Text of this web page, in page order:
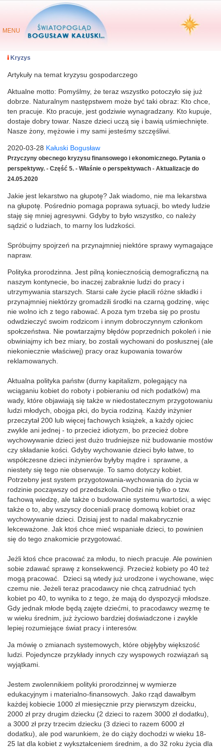
MENU
Kryzys
Artykuły na temat kryzysu gospodarczego
Aktualne motto: Pomyślmy, że teraz wszystko potoczyło się już
dobrze. Naturalnym następstwem może być taki obraz: Kto chce,
ten pracuje. Kto pracuje, jest godziwie wynagradzany. Kto kupuje,
dostaje dobry towar. Nasze dzieci uczą się i bawią uśmiechnięte.
Nasze żony, mężowie i my sami jesteśmy szczęśliwi.
2020-03-28 Kałuski Bogusław
Przyczyny obecnego kryzysu finansowego i ekonomicznego. Pytania o
perspektywy. - Część 5. - Właśnie o perspektywach - Aktualizacje do
24.05.2020
Jakie jest lekarstwo na głupotę? Jak wiadomo, nie ma lekarstwa
na głupotę. Pośrednio pomaga poprawa sytuacji, bo wtedy ludzie
staję się mniej agresywni. Gdyby to było wszystko, co należy
sądzić o ludziach, to marny los ludzkości.
Spróbujmy spojrzeń na przynajmniej niektóre sprawy wymagające
napraw.
Polityka prorodzinna. Jest pilną koniecznością demograficzną na
naszym kontynecie, bo inaczej zabraknie ludzi do pracy i
utrzymywania starszych. Starsi całe życie płacili różne składki i
przynajmniej niektórzy gromadzili środki na czarną godzinę, więc
nie wolno ich z tego rabować. A poza tym trzeba się po prostu
odwdzieczyć swoim rodzicom i innym dobroczynnym członkom
społczeństwa. Nie powtarzajmy błędów poprzednich pokoleń i nie
obwiniajmy ich bez miary, bo zostali wychowani do posłusznej (ale
niekoniecznie właściwej) pracy oraz kupowania towarów
reklamowanych.
Aktualna polityka państw (durny kapitalizm, polegający na
wciąganiu kobiet do roboty i pobieraniu od nich podatków) ma
wady, które objawiają się także w niedostatecznym przygotowaniu
ludzi młodych, obojga płci, do bycia rodziną. Każdy inżynier
przeczytał 200 lub więcej fachowych książek, a każdy ojciec
zwykle ani jednej - to przecież idiotyzm, bo przecież dobre
wychowywanie dzieci jest dużo trudniejsze niż budowanie mostów
czy składanie kości. Gdyby wychowanie dzieci było łatwe, to
współczesne dzieci inżynierów byłyby mądre i sprawne, a
niestety się tego nie obserwuje. To samo dotyczy kobiet.
Potrzebny jest system przygotowania-wychowania do życia w
rodzinie począwszy od przedszkola. Chodzi nie tylko o tzw.
fachową wiedzę, ale także o budowanie systemu wartości, a więc
także o to, aby wszyscy doceniali pracę domową kobiet oraz
wychowywanie dzieci. Dzisiaj jest to nadal makabrycznie
lekceważone. Jak ktoś chce mieć wspaniałe dzieci, to powinien
się do tego znakomicie przygotować.
Jeżli ktoś chce pracować za młodu, to niech pracuje. Ale powinien
sobie zdawać sprawę z konsekwencji. Przecież kobiety po 40 też
mogą pracować. Dzieci są wtedy już urodzone i wychowane, więc
czemu nie. Jeżeli teraz pracodawcy nie chcą zatrudniać tych
kobiet po 40, to wynika to z tego, że mają do dyspozycji młodsze.
Gdy jednak młode będą zajęte dziećmi, to pracodawcy wezmę te
w wieku średnim, już życiowo bardziej doświadczone i zwykle
lepiej rozumiejące świat pracy i interesów.
Ja mówię o zmianach systemowych, które objęłyby większość
ludzi. Pojedyncze przykłady innych czy wyspowych rozwiązań są
wyjątkami.
Jestem zwolennikiem polityki prorodzinnej w wymierze
edukacyjnym i materialno-finansowych. Jako rząd dawałbym
każdej kobiecie 1000 zł miesięcznie przy pierwszym dzeicku,
2000 zł przy drugim dziecku (2 dzieci to razem 3000 zł dodatku),
a 3000 zł przy trzecim dziecku (3 dzieci to razem 6000 zł
dodatku), ale pod warunkiem, że do ciąży dochodzi w wieku 18-
25 lat dla kobiet z wykształceniem średnim, a do 32 roku życia dla